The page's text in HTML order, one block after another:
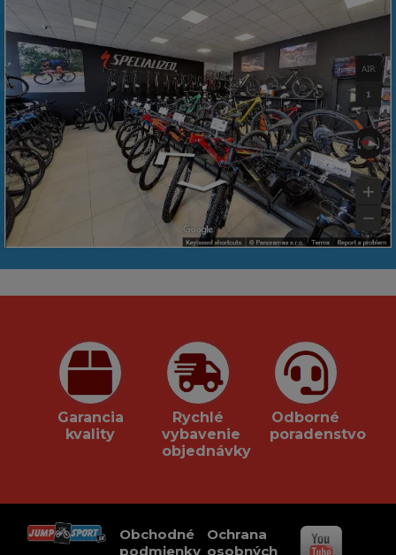
Garancia
kvality
Rychlé
vybavenie
objednávky
Odborné
poradenstvo
Obchodné
podmienky
Ochrana
osobných